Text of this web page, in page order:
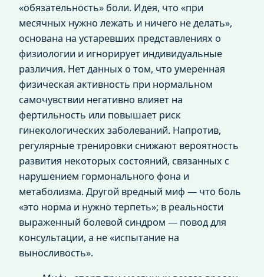
«обязательность» боли. Идея, что «при
месячных нужно лежать и ничего не делать»,
основана на устаревших представлениях о
физиологии и игнорирует индивидуальные
различия. Нет данных о том, что умеренная
физическая активность при нормальном
самочувствии негативно влияет на
фертильность или повышает риск
гинекологических заболеваний. Напротив,
регулярные тренировки снижают вероятность
развития некоторых состояний, связанных с
нарушением гормонального фона и
метаболизма. Другой вредный миф — что боль
«это норма и нужно терпеть»; в реальности
выраженный болевой синдром — повод для
консультации, а не «испытание на
выносливость».